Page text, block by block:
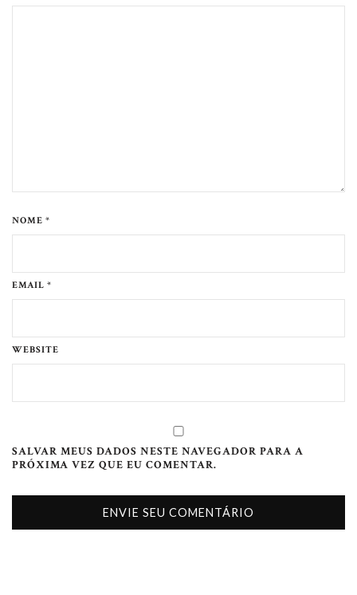
NOME *
EMAIL *
WEBSITE
SALVAR MEUS DADOS NESTE NAVEGADOR PARA A
PRÓXIMA VEZ QUE EU COMENTAR.